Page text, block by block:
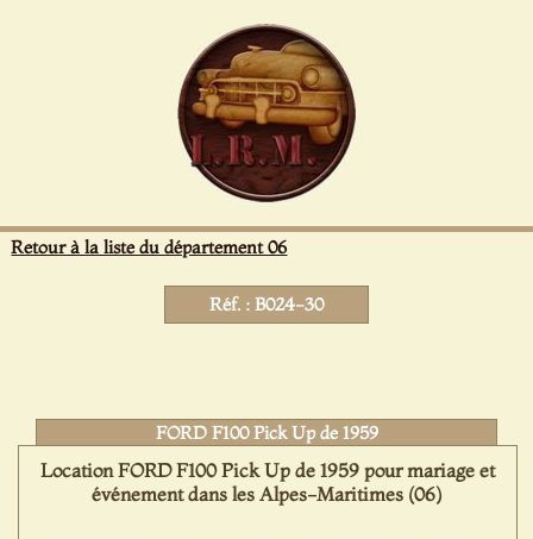
Retour à la liste du département 06
Réf. : B024-30
FORD F100 Pick Up de 1959
Location FORD F100 Pick Up de 1959 pour mariage et
événement dans les Alpes-Maritimes (06)